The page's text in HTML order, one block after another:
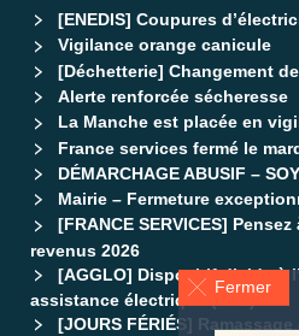
Fermer
[ENEDIS] Coupures
Vigilance orange canicule
[Déchetterie] Changement
Alerte renforcée sécheresse
La Manche est placée en
France services fermé le
DÉMARCHAGE ABUSIF –
Mairie – Fermeture
[FRANCE SERVICES]
revenus 2026
[AGGLO] Dispositif d’aide à
assistance électrique (VAE)
[JOURS FÉRIÉS]